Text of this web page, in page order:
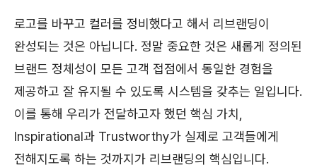
로고를 바꾸고 컬러를 정비했다고 해서 리브랜딩이
완성되는 것은 아닙니다. 정말 중요한 것은 새롭게 정의된
브랜드 정체성이 모든 고객 접점에서 동일한 경험을
제공하고 잘 유지될 수 있도록 시스템을 갖추는 일입니다.
이를 통해 우리가 전달하고자 했던 핵심 가치,
Inspirational과 Trustworthy가 실제로 고객들에게
전해지도록 하는 것까지가 리브랜딩의 핵심입니다.